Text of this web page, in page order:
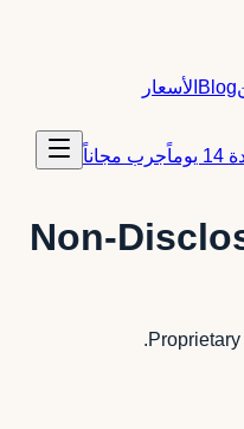
Blog الأسعار
جرب مجاناً
Non-